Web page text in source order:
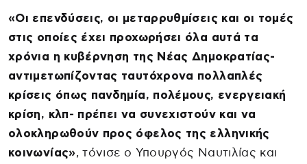
«Οι επενδύσεις, οι μεταρρυθμίσεις και οι τομές
στις οποίες έχει προχωρήσει όλα αυτά τα
χρόνια η κυβέρνηση της Νέας Δημοκρατίας-
αντιμετωπίζοντας ταυτόχρονα πολλαπλές
κρίσεις όπως πανδημία, πολέμους, ενεργειακή
κρίση, κλπ- πρέπει να συνεχιστούν και να
ολοκληρωθούν προς όφελος της ελληνικής
κοινωνίας», τόνισε ο Υπουργός Ναυτιλίας και